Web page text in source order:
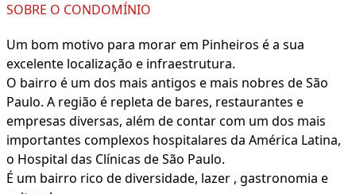
SOBRE O CONDOMÍNIO
Um bom motivo para morar em Pinheiros é a sua
excelente localização e infraestrutura.
O bairro é um dos mais antigos e mais nobres de São
Paulo. A região é repleta de bares, restaurantes e
empresas diversas, além de contar com um dos mais
importantes complexos hospitalares da América Latina,
o Hospital das Clínicas de São Paulo.
É um bairro rico de diversidade, lazer , gastronomia e